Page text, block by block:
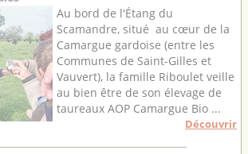
Au bord de l'Étang du
Scamandre, situé au cœur de la
Camargue gardoise (entre les
Communes de Saint-Gilles et
Vauvert), la famille Riboulet veille
au bien être de son élevage de
taureaux AOP Camargue Bio ...
Découvrir